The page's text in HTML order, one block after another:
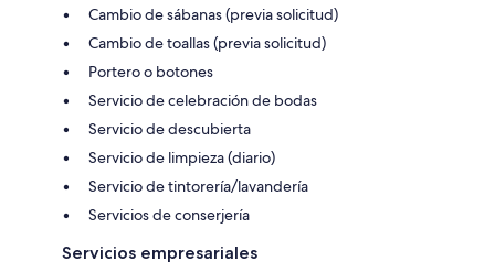
Cambio de sábanas (previa solicitud)
Cambio de toallas (previa solicitud)
Portero o botones
Servicio de celebración de bodas
Servicio de descubierta
Servicio de limpieza (diario)
Servicio de tintorería/lavandería
Servicios de conserjería
Servicios empresariales